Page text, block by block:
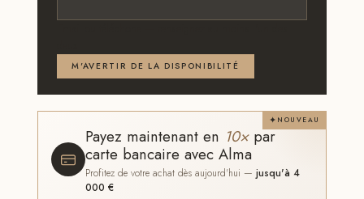
M'AVERTIR DE LA DISPONIBILITÉ
NOUVEAU
Payez maintenant en 10×par
carte bancaire avec Alma
Profitez de votre achat dès aujourd'hui —jusqu'à 4
000 €